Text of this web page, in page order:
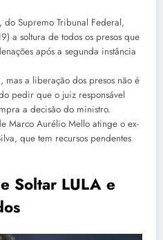
Supremo Tribunal Federal,
a soltura de todos os presos que
após a segunda instância
a liberação dos presos não é
pedir que o juiz responsável
a decisão do ministro.
Marco Aurélio Mello atinge o ex-
que tem recursos pendentes
Soltar LULA e